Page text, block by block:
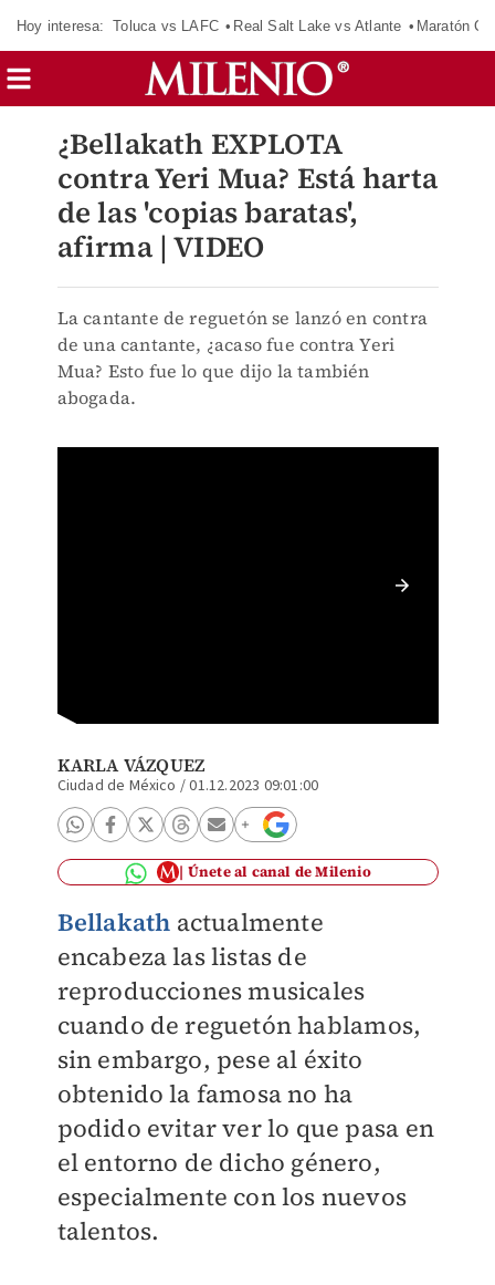
Hoy interesa: Toluca vs LAFC Real Salt Lake vs Atlante Maratón
¿Bellakath EXPLOTA
contra Yeri Mua? Está harta
de las 'copias baratas',
afirma | VIDEO
La cantante de reguetón se lanzó en contra
de una cantante, ¿acaso fue contra Yeri
Mua? Esto fue lo que dijo la también
abogada.
KARLA VÁZQUEZ
Ciudad de México /01.12.2023 09:01:00
Únete al canal de Milenio
Bellakath actualmente
encabeza las listas de
reproducciones musicales
cuando de reguetón hablamos,
sin embargo, pese al éxito
obtenido la famosa no ha
podido evitar ver lo que pasa en
el entorno de dicho género,
especialmente con los nuevos
talentos.